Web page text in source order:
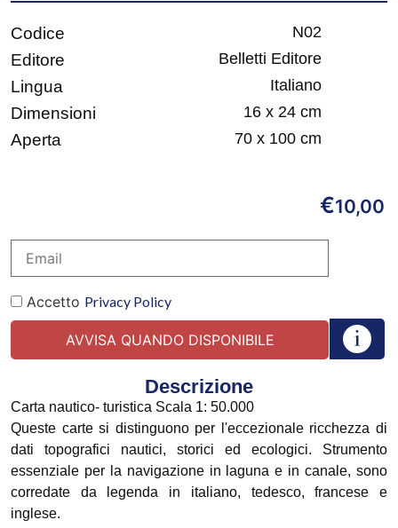
Codice N02
Editore Belletti Editore
Lingua Italiano
Dimensioni 16 x 24 cm
Aperta 70 x 100 cm
€10,00
Accetto Privacy Policy
Descrizione
Carta nautico- turistica Scala 1: 50.000
Queste carte si distinguono per l'eccezionale ricchezza di
dati topografici nautici, storici ed ecologici. Strumento
essenziale per la navigazione in laguna e in canale, sono
corredate da legenda in italiano, tedesco, francese e
inglese.